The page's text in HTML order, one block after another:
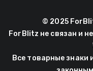
© 2025
ForBlitz не связан и
Все товарные знаки